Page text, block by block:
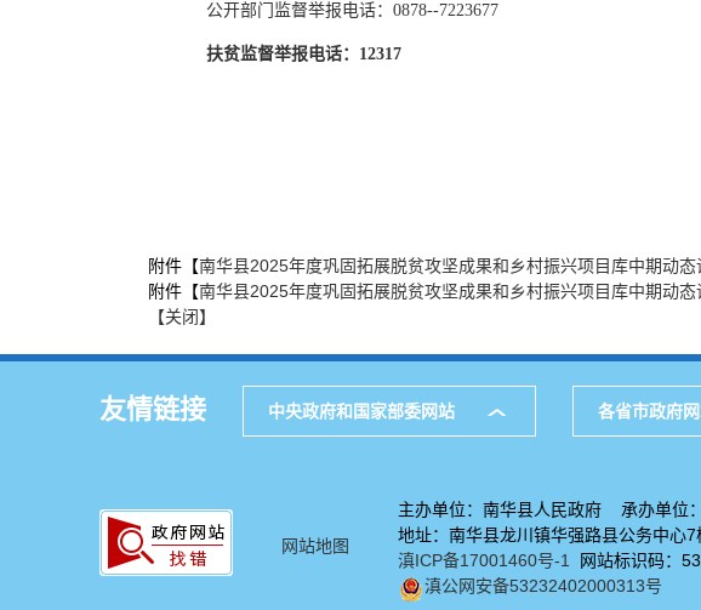
公开部门监督举报电话：0878--7223677
扶贫监督举报电话：12317
附件【南华县2025年度巩固拓展脱贫攻坚成果和乡村振兴项目库中期动
附件【南华县2025年度巩固拓展脱贫攻坚成果和乡村振兴项目库中期动
【关闭】
友情链接 中央政府和国家部委网站 各省市政府
网站地图
主办单位：南华县人民政府 承办单位
地址：南华县龙川镇华强路县公务中
滇ICP备17001460号-1
网站标识码：
滇公网安备53232402000313号